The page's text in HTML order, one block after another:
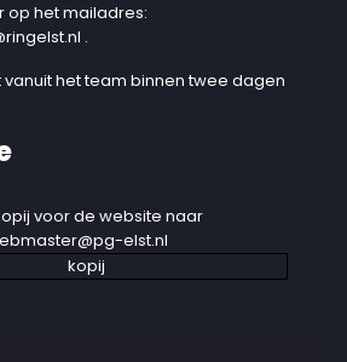
op het mailadres:
.
het team binnen twee dagen
voor de website naar
elst.nl